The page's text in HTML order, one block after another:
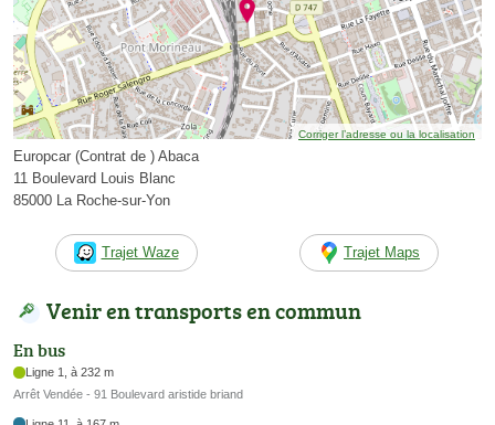
Corriger l’adresse ou la localisation
Europcar (Contrat de ) Abaca
11 Boulevard Louis Blanc
85000 La Roche-sur-Yon
Trajet Waze Trajet Maps
Venir en transports en commun
En bus
Ligne 1, à 232 m
Arrêt Vendée - 91 Boulevard aristide briand